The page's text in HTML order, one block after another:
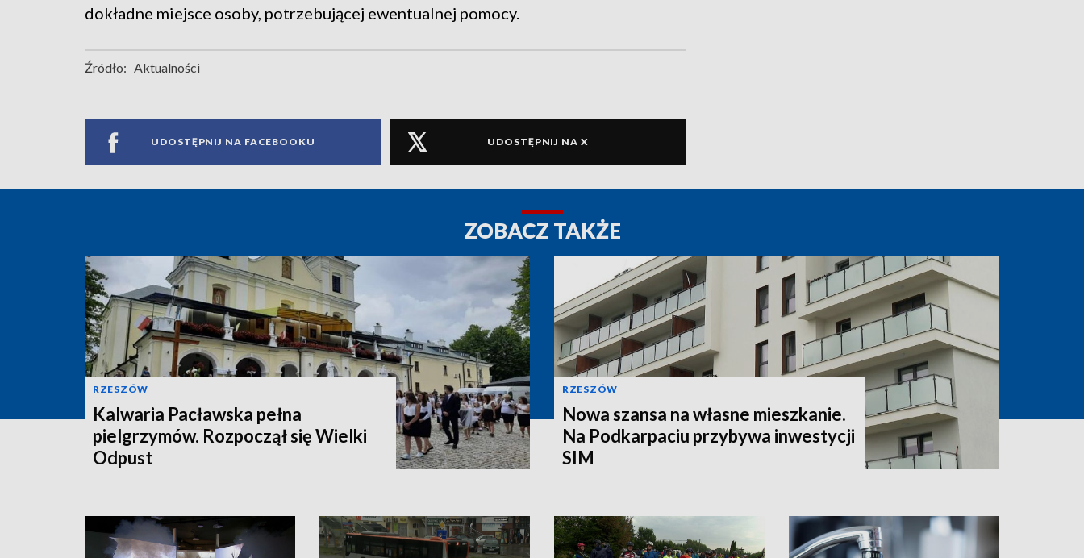
dokładne miejsce osoby, potrzebującej ewentualnej pomocy.
Źródło: Aktualności
UDOSTĘPNIJ NA FACEBOOKU UDOSTĘPNIJ NA X
ZOBACZ TAKŻE
RZESZÓW
Kalwaria Pacławska pełna
pielgrzymów. Rozpoczął się Wielki
Odpust
RZESZÓW
Nowa szansa na własne mieszkanie.
Na Podkarpaciu przybywa inwestycji
SIM